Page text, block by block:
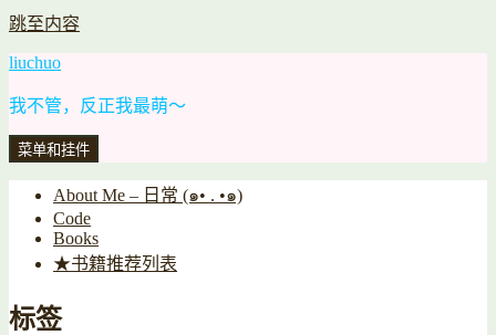
跳至内容
liuchuo
我不管，反正我最萌～
菜单和挂件
About Me – 日常 (๑• . •๑)
Code
Books
★书籍推荐列表
标签